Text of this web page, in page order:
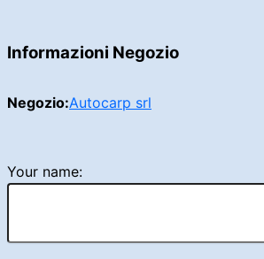
Informazioni Negozio
Negozio:Autocarp srl
Your name: